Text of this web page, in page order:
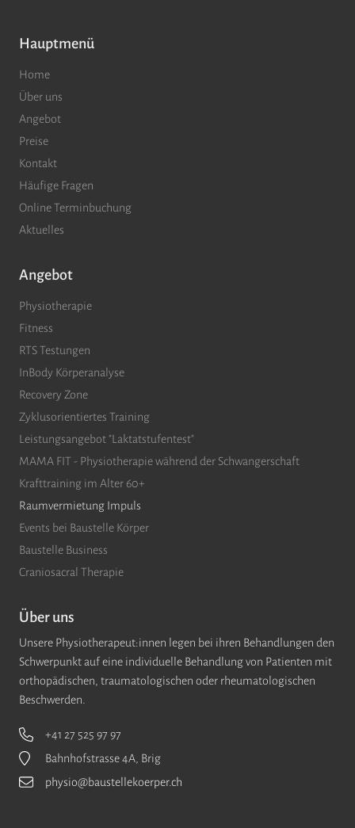
Hauptmenü
Home
Über uns
Angebot
Preise
Kontakt
Häufige Fragen
Online Terminbuchung
Aktuelles
Angebot
Physiotherapie
Fitness
RTS Testungen
InBody Körperanalyse
Recovery Zone
Zyklusorientiertes Training
Leistungsangebot "Laktatstufentest"
MAMA FIT - Physiotherapie während der Schwangerschaft
Krafttraining im Alter 60+
Raumvermietung Impuls
Events bei Baustelle Körper
Baustelle Business
Craniosacral Therapie
Über uns
Unsere Physiotherapeut:innen legen bei ihren Behandlungen den
Schwerpunkt auf eine individuelle Behandlung von Patienten mit
orthopädischen, traumatologischen oder rheumatologischen
Beschwerden.
+41 27 525 97 97
Bahnhofstrasse 4A, Brig
physio@baustellekoerper.ch